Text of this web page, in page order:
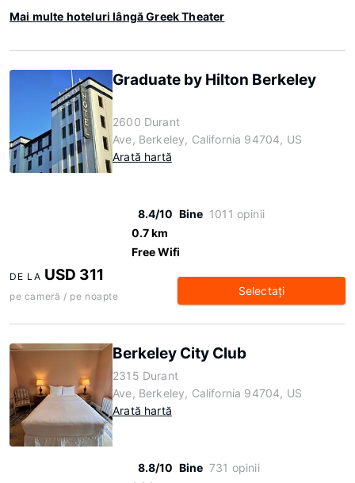
Mai multe hoteluri lângă Greek Theater
Graduate by Hilton Berkeley
2600 Durant
Ave, Berkeley, California 94704, US
Arată hartă
8.4/10 Bine 1011 opinii
0.7 km
Free Wifi
DE LA USD 311
pe cameră / pe noapte Selectaţi
Berkeley City Club
2315 Durant
Ave, Berkeley, California 94704, US
Arată hartă
8.8/10 Bine 731 opinii